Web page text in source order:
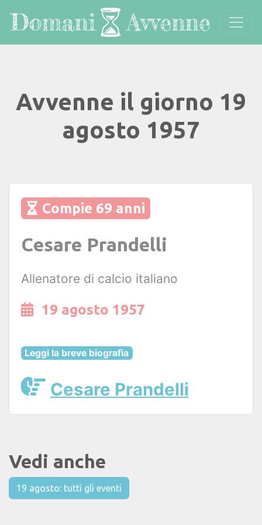
Avvenne il giorno 19
agosto 1957
Compie 69 anni
Cesare Prandelli
Allenatore di calcio italiano
19 agosto 1957
Leggi la breve biografia
Cesare Prandelli
Vedi anche
19 agosto: tutti gli eventi